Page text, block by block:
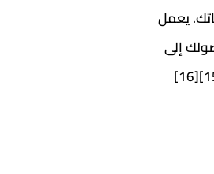
يعمل
إلى